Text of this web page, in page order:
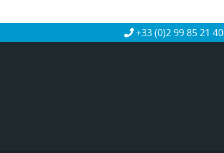
+33 (0)2 99 85 21 40